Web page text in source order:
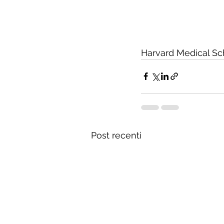
Harvard Medical
Post recenti